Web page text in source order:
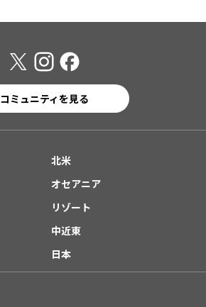
コミュニティを見る
北米
オセアニア
リゾート
中近東
日本